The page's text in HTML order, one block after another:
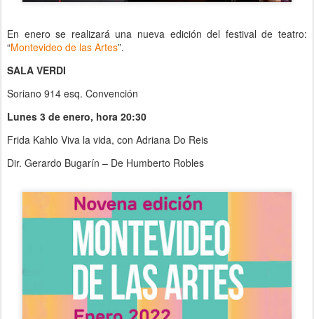
En enero se realizará una nueva edición del festival de teatro:
“Montevideo de las Artes”.
SALA VERDI
Soriano 914 esq. Convención
Lunes 3 de enero, hora 20:30
Frida Kahlo Viva la vida, con Adriana Do Reis
Dir. Gerardo Bugarín – De Humberto Robles